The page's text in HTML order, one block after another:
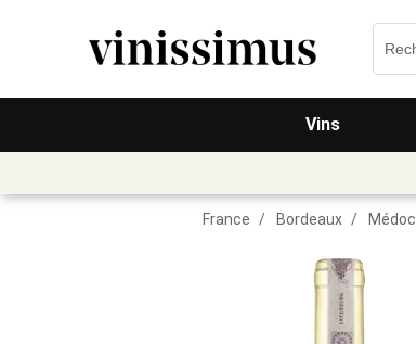
Vins
France / Bordeaux / Médoc